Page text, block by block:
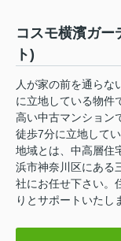
コスモ横濱ガー
ト)
人が家の前を通らな
に立地している物件
高い中古マンション
徒歩7分に立地して
地域とは、中高層住
浜市神奈川区にある
社にお任せ下さい。
りとサポートいたし